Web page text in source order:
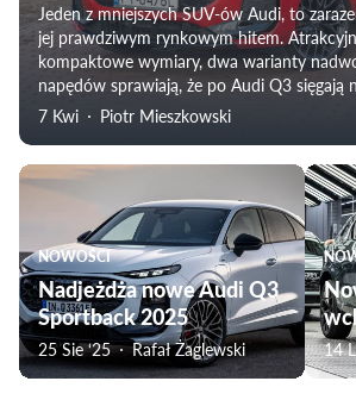
Jeden z mniejszych SUV-ów Audi, to
jej prawdziwym rynkowym hitem.
kompaktowe wymiary, dwa warianty
napędów sprawiają, że po Audi Q3 sięgają
ale lubią je także panie. W 2025 roku
7 Kwi Piotr Mieszkowski
NOWOŚCI
Nadjeżdża nowe Audi Q3
Sportback 2025
25 Sie ‘25 Rafał Żaglewski 14